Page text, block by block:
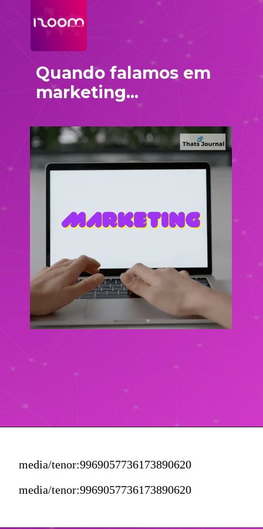
Quando falamos em
marketing...
media/tenor:9969057736173890620
media/tenor:9969057736173890620